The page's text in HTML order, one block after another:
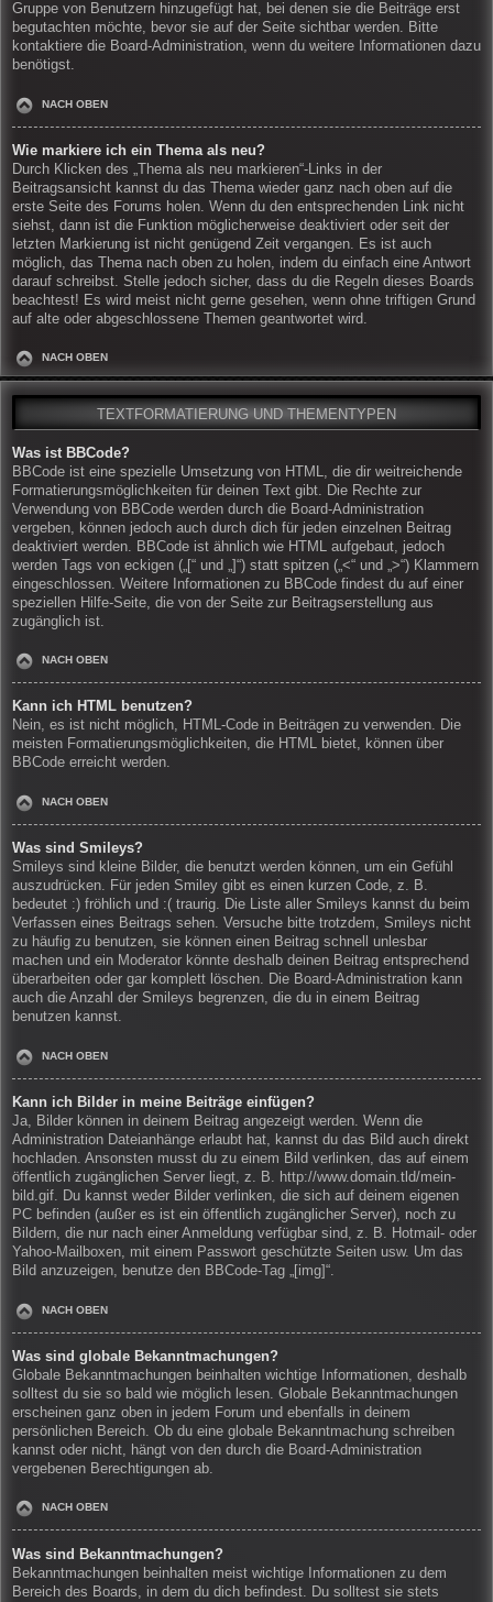
Gruppe von Benutzern hinzugefügt hat, bei denen sie die Beiträge erst
begutachten möchte, bevor sie auf der Seite sichtbar werden. Bitte
kontaktiere die Board-Administration, wenn du weitere Informationen dazu
benötigst.
NACH OBEN
Wie markiere ich ein Thema als neu?
Durch Klicken des „Thema als neu markieren“-Links in der
Beitragsansicht kannst du das Thema wieder ganz nach oben auf die
erste Seite des Forums holen. Wenn du den entsprechenden Link nicht
siehst, dann ist die Funktion möglicherweise deaktiviert oder seit der
letzten Markierung ist nicht genügend Zeit vergangen. Es ist auch
möglich, das Thema nach oben zu holen, indem du einfach eine Antwort
darauf schreibst. Stelle jedoch sicher, dass du die Regeln dieses Boards
beachtest! Es wird meist nicht gerne gesehen, wenn ohne triftigen Grund
auf alte oder abgeschlossene Themen geantwortet wird.
NACH OBEN
TEXTFORMATIERUNG UND THEMENTYPEN
Was ist BBCode?
BBCode ist eine spezielle Umsetzung von HTML, die dir weitreichende
Formatierungsmöglichkeiten für deinen Text gibt. Die Rechte zur
Verwendung von BBCode werden durch die Board-Administration
vergeben, können jedoch auch durch dich für jeden einzelnen Beitrag
deaktiviert werden. BBCode ist ähnlich wie HTML aufgebaut, jedoch
werden Tags von eckigen („[“ und „]“) statt spitzen („<“ und „>“) Klammern
eingeschlossen. Weitere Informationen zu BBCode findest du auf einer
speziellen Hilfe-Seite, die von der Seite zur Beitragserstellung aus
zugänglich ist.
NACH OBEN
Kann ich HTML benutzen?
Nein, es ist nicht möglich, HTML-Code in Beiträgen zu verwenden. Die
meisten Formatierungsmöglichkeiten, die HTML bietet, können über
BBCode erreicht werden.
NACH OBEN
Was sind Smileys?
Smileys sind kleine Bilder, die benutzt werden können, um ein Gefühl
auszudrücken. Für jeden Smiley gibt es einen kurzen Code, z. B.
bedeutet :) fröhlich und :( traurig. Die Liste aller Smileys kannst du beim
Verfassen eines Beitrags sehen. Versuche bitte trotzdem, Smileys nicht
zu häufig zu benutzen, sie können einen Beitrag schnell unlesbar
machen und ein Moderator könnte deshalb deinen Beitrag entsprechend
überarbeiten oder gar komplett löschen. Die Board-Administration kann
auch die Anzahl der Smileys begrenzen, die du in einem Beitrag
benutzen kannst.
NACH OBEN
Kann ich Bilder in meine Beiträge einfügen?
Ja, Bilder können in deinem Beitrag angezeigt werden. Wenn die
Administration Dateianhänge erlaubt hat, kannst du das Bild auch direkt
hochladen. Ansonsten musst du zu einem Bild verlinken, das auf einem
öffentlich zugänglichen Server liegt, z. B. http://www.domain.tld/mein-
bild.gif. Du kannst weder Bilder verlinken, die sich auf deinem eigenen
PC befinden (außer es ist ein öffentlich zugänglicher Server), noch zu
Bildern, die nur nach einer Anmeldung verfügbar sind, z. B. Hotmail- oder
Yahoo-Mailboxen, mit einem Passwort geschützte Seiten usw. Um das
Bild anzuzeigen, benutze den BBCode-Tag „[img]“.
NACH OBEN
Was sind globale Bekanntmachungen?
Globale Bekanntmachungen beinhalten wichtige Informationen, deshalb
solltest du sie so bald wie möglich lesen. Globale Bekanntmachungen
erscheinen ganz oben in jedem Forum und ebenfalls in deinem
persönlichen Bereich. Ob du eine globale Bekanntmachung schreiben
kannst oder nicht, hängt von den durch die Board-Administration
vergebenen Berechtigungen ab.
NACH OBEN
Was sind Bekanntmachungen?
Bekanntmachungen beinhalten meist wichtige Informationen zu dem
Bereich des Boards, in dem du dich befindest. Du solltest sie stets